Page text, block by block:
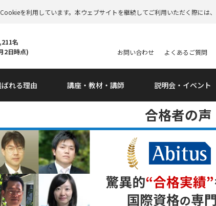
を利用しています。本ウェブサイトを継続してご利用いただく際には、
名
2日時点)
れる理由 講座・教材・講師 説明会・ イベント
お問い合わせ よくあるご質問
合格者の声